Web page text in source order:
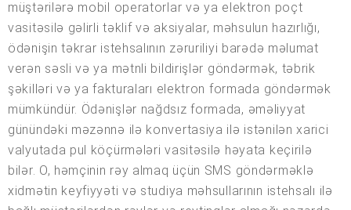
müştərilərə mobil operatorlar və ya elektron poçt
vasitəsilə gəlirli təklif və aksiyalar, məhsulun hazırlığı,
ödənişin təkrar istehsalının zəruriliyi barədə məlumat
verən səsli və ya mətnli bildirişlər göndərmək, təbrik
şəkilləri və ya fakturaları elektron formada göndərmək
mümkündür. Ödənişlər nağdsız formada, əməliyyat
günündəki məzənnə ilə konvertasiya ilə istənilən xarici
valyutada pul köçürmələri vasitəsilə həyata keçirilə
bilər. O, həmçinin rəy almaq üçün SMS göndərməklə
xidmətin keyfiyyəti və studiya məhsullarının istehsalı ilə